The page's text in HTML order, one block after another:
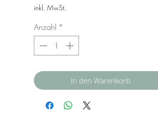
inkl. MwSt.
Anzahl *
In den Warenkorb